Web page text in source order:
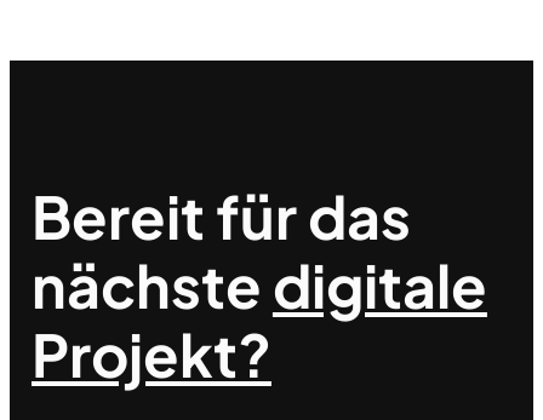
Bereit für das
nächstedigitale
Projekt?